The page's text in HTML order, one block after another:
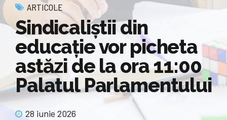
ARTICOLE
Sindicaliștii din
educație vor picheta
astăzi de la ora 11:00
Palatul Parlamentului
28 iunie 2026